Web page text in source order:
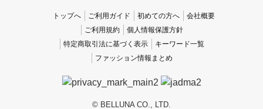
トップへ ご利用ガイド 初めての方へ
会社概要
ご利用規約
個人情報保護方針
特定商取引法に基づく表示
キーワード一覧
ファッション情報まとめ
© BELLUNA CO., LTD.